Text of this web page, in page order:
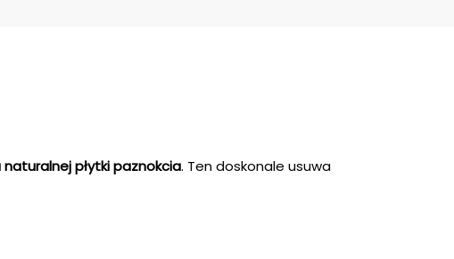
płytki paznokcia. Ten doskonale usuwa